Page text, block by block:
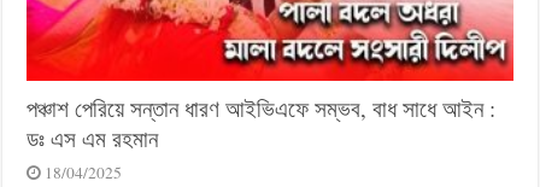
পঞ্চাশ পেরিয়ে সন্তান ধারণ আইভিএফে সম্ভব, বাধ সাধে আইন :
ডঃ এস এম রহমান
18/04/2025